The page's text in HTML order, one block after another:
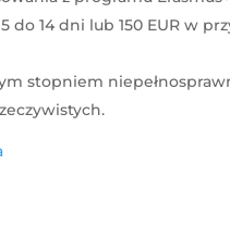
14 dni lub 150 EUR w
stopniem